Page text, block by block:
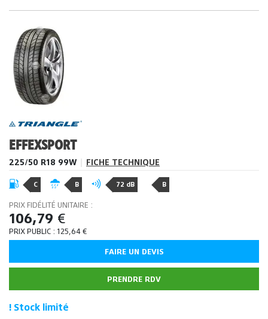
EFFEXSPORT
225/50 R18 99W FICHE TECHNIQUE
C B 72 dB B
PRIX FIDÉLITÉ UNITAIRE :
106,79 €
PRIX PUBLIC : 125,64€
FAIRE UN DEVIS
PRENDRE RDV
! Stock limité